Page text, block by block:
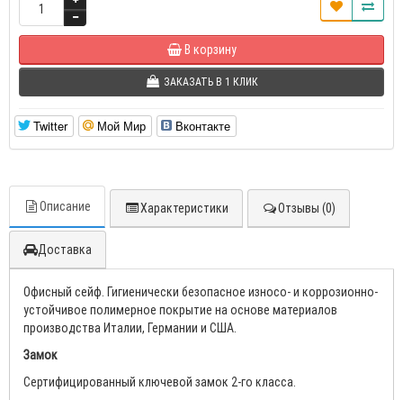
В корзину
ЗАКАЗАТЬ В 1 КЛИК
Twitter Мой Мир Вконтакте
Описание Характеристики Отзывы (0)
Доставка
Офисный сейф. Гигиенически безопасное износо- и коррозионно-
устойчивое полимерное покрытие на основе материалов
производства Италии, Германии и США.
Замок
Сертифицированный ключевой замок 2-го класса.